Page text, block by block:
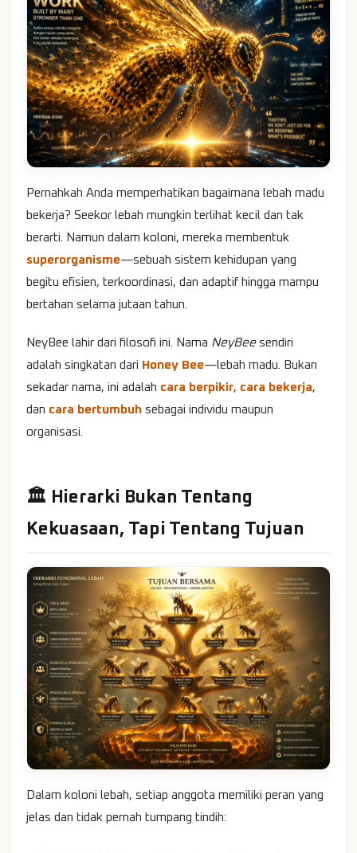
Pernahkah Anda memperhatikan bagaimana lebah madu
bekerja? Seekor lebah mungkin terlihat kecil dan tak
berarti. Namun dalam koloni, mereka membentuk
superorganisme—sebuah sistem kehidupan yang
begitu efisien, terkoordinasi, dan adaptif hingga mampu
bertahan selama jutaan tahun.
NeyBee lahir dari filosofi ini. Nama NeyBeesendiri
adalah singkatan dari Honey Bee—lebah madu. Bukan
sekadar nama, ini adalah cara berpikir, cara bekerja,
dan cara bertumbuh sebagai individu maupun
organisasi.
🏛️ Hierarki Bukan Tentang
Kekuasaan, Tapi Tentang Tujuan
Dalam koloni lebah, setiap anggota memiliki peran yang
jelas dan tidak pernah tumpang tindih: